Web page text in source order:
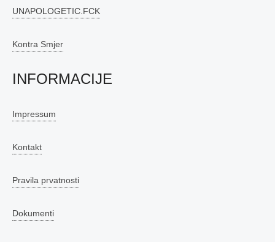
UNAPOLOGETIC.FCK
Kontra Smjer
INFORMACIJE
Impressum
Kontakt
Pravila prvatnosti
Dokumenti